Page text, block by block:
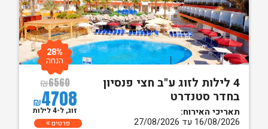
4 לילות לזוג ע"ב חצי פנסיון
בחדר סטנדרט
תאריכי האירוח:
16/08/2026 עד 27/08/2026
₪6560
₪4708
28%
הנחה
זוג, ל-4 לילות
פרטים